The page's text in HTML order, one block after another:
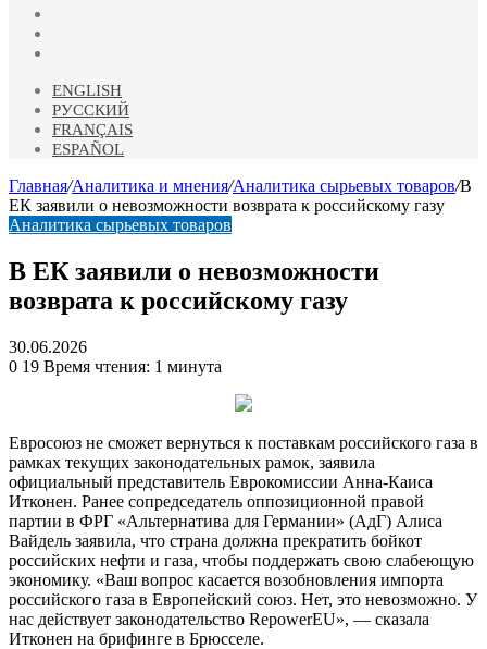
ENGLISH
РУССКИЙ
FRANÇAIS
ESPAÑOL
Главная/Аналитика и мнения/Аналитика сырьевых товаров/В
ЕК заявили о невозможности возврата к российскому газу
Аналитика сырьевых товаров
В ЕК заявили о невозможности
возврата к российскому газу
30.06.2026
0 19 Время чтения: 1 минута
Евросоюз не сможет вернуться к поставкам российского газа в
рамках текущих законодательных рамок, заявила
официальный представитель Еврокомиссии Анна-Каиса
Итконен. Ранее сопредседатель оппозиционной правой
партии в ФРГ «Альтернатива для Германии» (АдГ) Алиса
Вайдель заявила, что страна должна прекратить бойкот
российских нефти и газа, чтобы поддержать свою слабеющую
экономику. «Ваш вопрос касается возобновления импорта
российского газа в Европейский союз. Нет, это невозможно. У
нас действует законодательство RepowerEU», — сказала
Итконен на брифинге в Брюсселе.